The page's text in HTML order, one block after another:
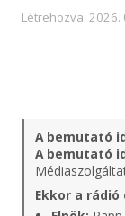
Létrehozva: 2026.
A bemutató
A bemutató
Ekkor a